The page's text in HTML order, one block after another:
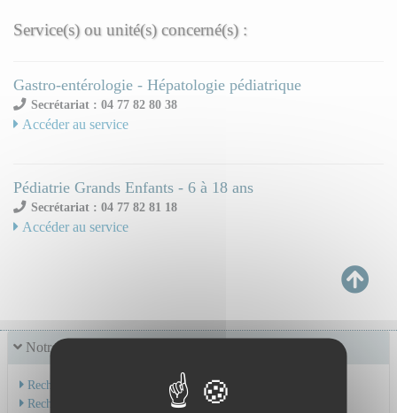
Notre offre de soins
Recherche par service
Recherche par spécialité
Service(s) ou unité(s) concerné(s) :
Gastro-entérologie - Hépatologie pédiatrique
Secrétariat : 04 77 82 80 38
Accéder au service
Pédiatrie Grands Enfants - 6 à 18 ans
Secrétariat : 04 77 82 81 18
Accéder au service